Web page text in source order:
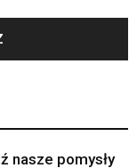
nasze pomysły